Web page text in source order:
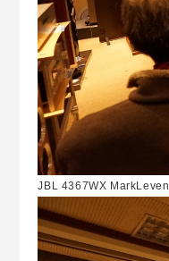
JBL 4367WX